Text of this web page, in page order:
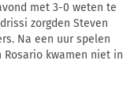
met 3-0 weten te
zorgden Steven
Na een uur spelen
Rosario kwamen niet in